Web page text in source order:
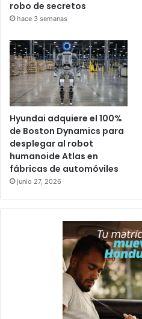
robo de secretos
hace 3 semanas
Hyundai adquiere el 100%
de Boston Dynamics para
desplegar al robot
humanoide Atlas en
fábricas de automóviles
junio 27, 2026